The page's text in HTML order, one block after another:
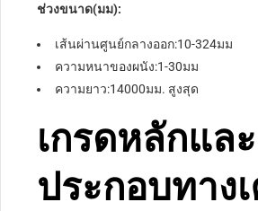
ช่วงขนาด(มม):
เส้นผ่านศูนย์กลางออก:10-324มม
ความหนาของผนัง:1-30มม
ความยาว:14000มม. สูงสุด
เกรดหลักแล
ประกอบทาง